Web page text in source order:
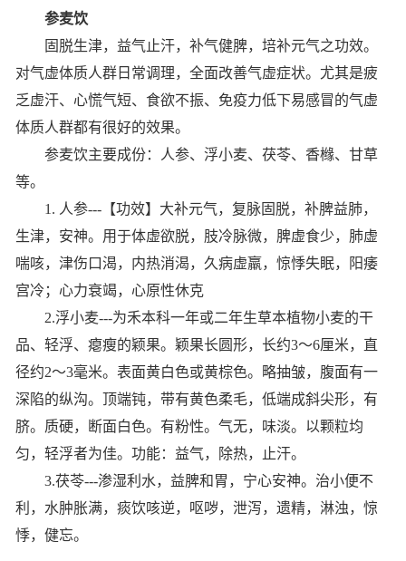
参麦饮
固脱生津，益气止汗，补气健脾，培补元气之功效。
对气虚体质人群日常调理，全面改善气虚症状。尤其是疲
乏虚汗、心慌气短、食欲不振、免疫力低下易感冒的气虚
体质人群都有很好的效果。
参麦饮主要成份： 人参、 浮小麦、 茯苓、 香橼、 甘草
等。
1. 人参---【功效】大补元气，复脉固脱，补脾益肺，
生津，安神。用于体虚欲脱，肢冷脉微，脾虚食少，肺虚
喘咳，津伤口渴，内热消渴，久病虚羸，惊悸失眠，
阳痿
宫冷 ； 心力衰竭，心原性休克
2.浮小麦---为禾本科一年或二年生草本植物小麦的干
品、轻浮、瘪瘦的颖果。颖果长圆形，长约3～6厘米，直
径约2～3毫米。表面黄白色或黄棕色。略抽皱，腹面有一
深陷的纵沟。顶端钝，带有黄色柔毛，低端成斜尖形，有
脐。质硬，断面白色。有粉性。气无，味淡。以颗粒均
匀，轻浮者为佳。功能：益气，除热，止汗。
3.茯苓---渗湿利水，益脾和胃，宁心安神。治小便不
利，水肿胀满，痰饮咳逆，呕哕，泄泻，遗精，淋浊，惊
悸，健忘。